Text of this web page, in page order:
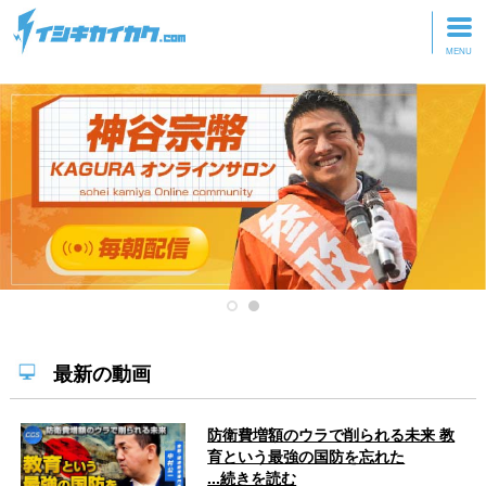
トップページ
動画を見る
記事を読む
セミナーに参加
研修・ツアーに参加
最新の動画
防衛費増額のウラで削られる未来 教
育という最強の国防を忘れた
...続きを読む